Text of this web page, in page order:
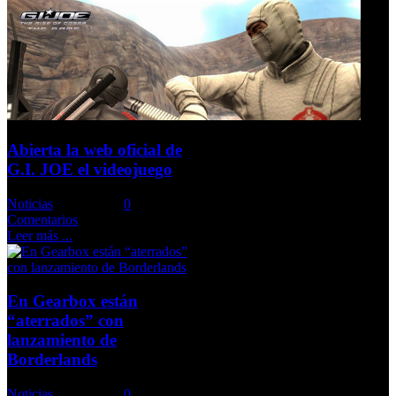
Abierta la web oficial de
G.I. JOE el videojuego
Noticias
0
Comentarios
Leer más ...
En Gearbox están
“aterrados” con
lanzamiento de
Borderlands